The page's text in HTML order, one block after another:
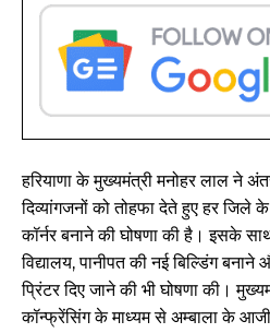
हरियाणा के मुख्यमंत्री मनोहर लाल ने
दिव्यांगजनों को तोहफा देते हुए हर जिले
कॉर्नर बनाने की घोषणा की है। इसके
विद्यालय, पानीपत की नई बिल्डिंग
प्रिंटर दिए जाने की भी घोषणा की।
कॉन्फ्रेंसिंग के माध्यम से अम्बाला के